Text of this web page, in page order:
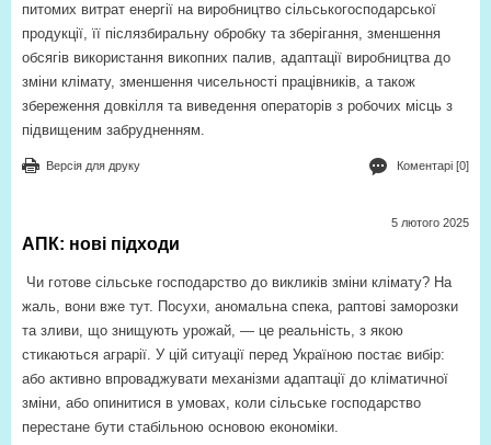
питомих витрат енергії на виробництво сільськогосподарської
продукції, її післязбиральну обробку та зберігання, зменшення
обсягів використання викопних палив, адаптації виробництва до
зміни клімату, зменшення чисельності працівників, а також
збереження довкілля та виведення операторів з робочих місць з
підвищеним забрудненням.
Коментарі [0]
Версія для друку
5 лютого 2025
АПК: нові підходи
Чи готове сільське господарство до викликів зміни клімату? На
жаль, вони вже тут. Посухи, аномальна спека, раптові заморозки
та зливи, що знищують урожай, — це реальність, з якою
стикаються аграрії. У цій ситуації перед Україною постає вибір:
або активно впроваджувати механізми адаптації до кліматичної
зміни, або опинитися в умовах, коли сільське господарство
перестане бути стабільною основою економіки.